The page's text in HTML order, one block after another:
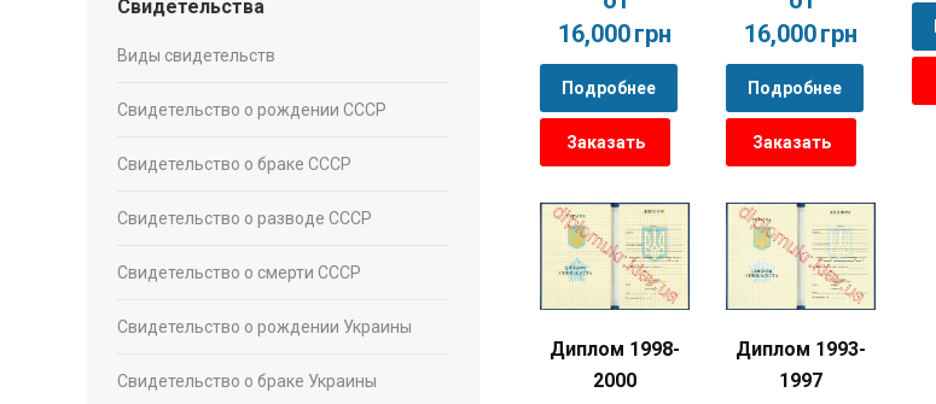
16,000грн
Подробнее
Заказать
16,000грн
Подробнее
Заказать
Диплом 1998-
2000
Диплом 1993-
1997
Свидетельства
Виды свидетельств
Свидетельство о рождении СССР
Свидетельство о браке СССР
Свидетельство о разводе СССР
Свидетельство о смерти СССР
Свидетельство о рождении Украины
Свидетельство о браке Украины